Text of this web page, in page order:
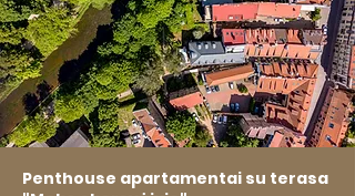
Penthouse apartamentai su terasa